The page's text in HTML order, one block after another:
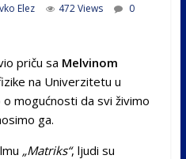
Elez 472 Views
0
priču sa Melvinom
na Univerzitetu u
mogućnosti da svi živimo
ga.
„Matriks“, ljudi su